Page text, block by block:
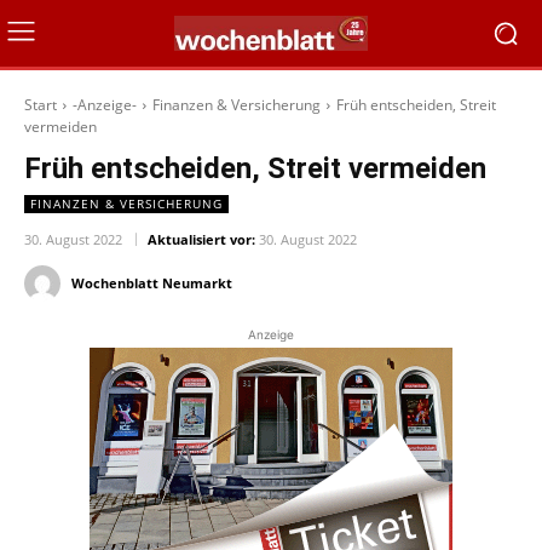
Start -Anzeige- Finanzen & Versicherung
Früh entscheiden, Streit
vermeiden
Früh entscheiden, Streit vermeiden
FINANZEN & VERSICHERUNG
30. August 2022 Aktualisiert vor: 30. August 2022
Wochenblatt Neumarkt
Anzeige